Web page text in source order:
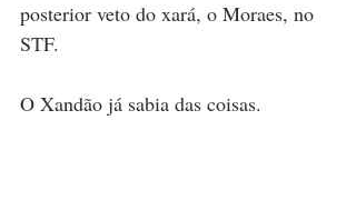
posterior veto do xará, o Moraes, no
STF.
O Xandão já sabia das coisas.